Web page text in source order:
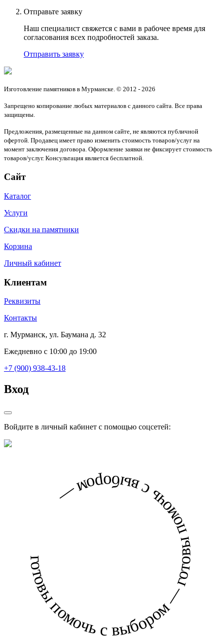
Отправьте заявку
Наш специалист свяжется с вами в рабочее время для
согласования всех подробностей заказа.
Отправить заявку
Изготовление памятников в Мурманске. © 2012 - 2026
Запрещено копирование любых материалов с данного сайта. Все права
защищены.
Предложения, размещенные на данном сайте, не являются публичной
офертой. Продавец имеет право изменить стоимость товаров/услуг на
момент заключения договора. Оформление заявки не фиксирует стоимость
товаров/услуг. Консультация является бесплатной.
Сайт
Каталог
Услуги
Скидки на памятники
Корзина
Личный кабинет
Клиентам
Реквизиты
Контакты
г. Мурманск, ул. Баумана д. 32
Ежедневно с 10:00 до 19:00
+7 (900) 938-43-18
Вход
Войдите в личный кабинет с помощью соцсетей:
готовы помочь с выбором — готовы помочь с выбором —